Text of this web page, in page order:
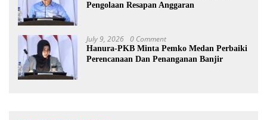
Pengolaan Resapan Anggaran
July 9, 2026 0 Comment
Hanura-PKB Minta Pemko Medan Perbaiki
Perencanaan Dan Penanganan Banjir